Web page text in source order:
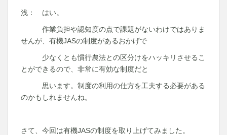
浅： はい。
作業負担や認知度の点で課題がないわけではありま
せんが、有機JASの制度があるおかげで
少なくとも慣行農法との区分けをハッキリさせるこ
とができるので、非常に有効な制度だと
思います。制度の利用の仕方を工夫する必要がある
のかもしれませんね。
さて、今回は有機JASの制度を取り上げてみました。